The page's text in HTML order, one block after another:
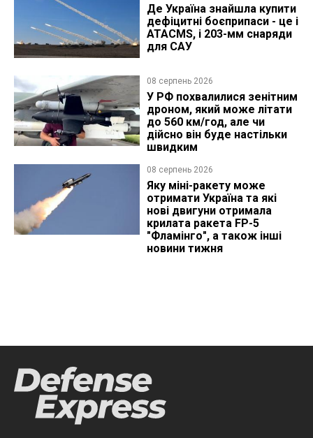
Де Україна знайшла купити
дефіцитні боєприпаси - це і
ATACMS, і 203-мм снаряди
для САУ
08 серпень 2026
У РФ похвалилися зенітним
дроном, який може літати
до 560 км/год, але чи
дійсно він буде настільки
швидким
08 серпень 2026
Яку міні-ракету може
отримати Україна та які
нові двигуни отримала
крилата ракета FP-5
"Фламінго", а також інші
новини тижня